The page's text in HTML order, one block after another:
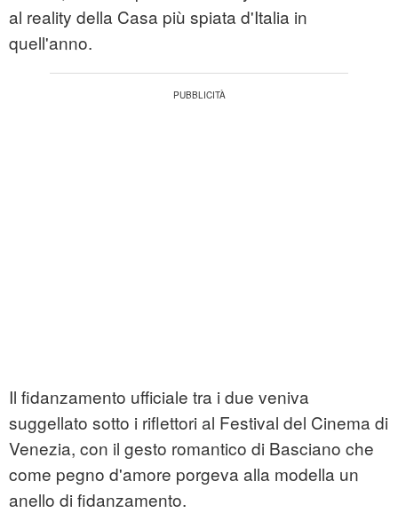
al reality della Casa più spiata d'Italia in
quell'anno.
Il fidanzamento ufficiale tra i due veniva
suggellato sotto i riflettori al Festival del Cinema di
Venezia, con il gesto romantico di Basciano che
come pegno d'amore porgeva alla modella un
anello di fidanzamento.